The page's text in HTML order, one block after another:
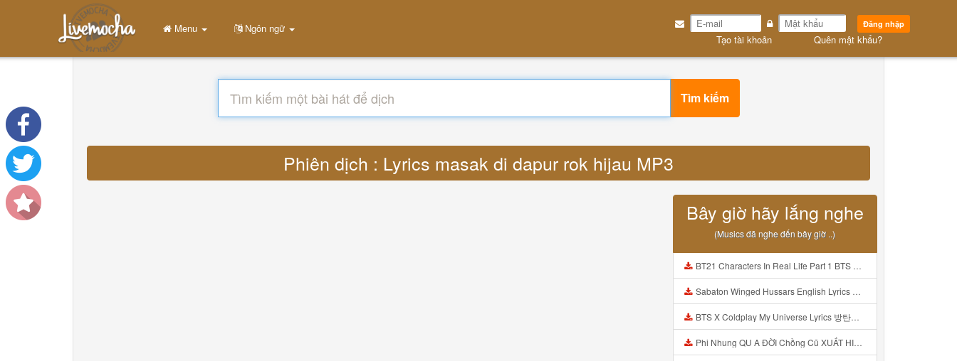
Đăng nhập
Tạo tài khoản Quên mật khẩu?
Menu Ngôn ngữ
Tìm kiếm
Phiên dịch : Lyrics masak di dapur rok hijau MP3
Bây giờ hãy lắng nghe
(Musics đã nghe đến bây giờ ..)
BT21 Characters In Real Life Part 1 BTS AND BT21 방탄소년단 BT21 BT21아가들은 아빠조아 따라쟁이들 BTS Vs BT21 Mp3
Sabaton Winged Hussars English Lyrics Mp3
BTS X Coldplay My Universe Lyrics 방탄소년단 콜드플레이 My Universe 가사 Color Coded Lyrics Han Rom Eng Mp3
Phi Nhung QU A ĐỜI Chồng Cũ XUẤT HIỆN Khóc Hối Hận Vì Làm Điều KHỦNG KHIẾP Với Cô Mp3